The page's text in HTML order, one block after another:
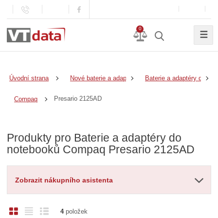
0
☰
Úvodní strana Nové baterie a adaptéry Baterie a adaptéry do
Compaq Presario 2125AD
Produkty pro Baterie a adaptéry do
notebooků Compaq Presario 2125AD
Zobrazit nákupního asistenta
O
Ř
4položek